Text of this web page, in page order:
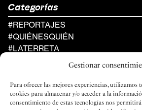
Gestionar
Para ofrecer las mejores experiencias, utilizamos
cookies para almacenar y/o acceder a la
consentimiento de estas tecnologías nos
Categorías
#REPORTAJES
#QUIÉNESQUIÉN
#LATERRETA
UN PROYECTO DE LA
DE SOCIEDADES MUSICALES